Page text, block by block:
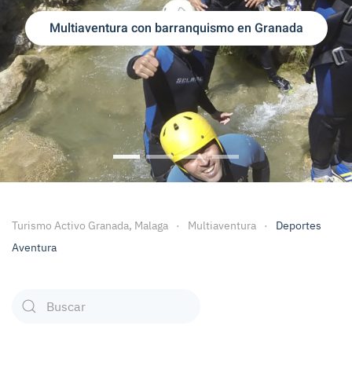
Multiaventura con barranquismo en Granada
Multiaventura con Barranquismo
Multiaventura con Rafting
Escapadas fin de
Ofertas Escapadas
Turismo Activo Granada, Malaga Multiaventura
Deportes
Aventura